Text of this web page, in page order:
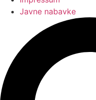
Javne nabavke